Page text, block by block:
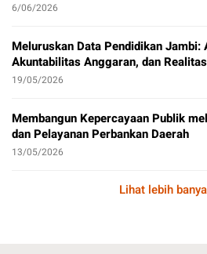
6/06/2026
Meluruskan Data Pendidikan Jambi:
Akuntabilitas Anggaran, dan
19/05/2026
Membangun Kepercayaan Publik
dan Pelayanan Perbankan Daerah
13/05/2026
Lihat lebih